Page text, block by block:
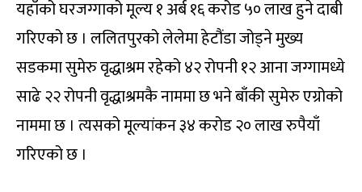
यहाँको घरजग्गाको मूल्य १ अर्ब १६ करोड ५० लाख हुने दाबी
गरिएको छ । ललितपुरको लेलेमा हेटौंडा जोड्ने मुख्य
सडकमा सुमेरु वृद्धाश्रम रहेको ४२ रोपनी १२ आना जग्गामध्ये
साढे २२ रोपनी वृद्धाश्रमकै नाममा छ भने बाँकी सुमेरु एग्रोको
नाममा छ । त्यसको मूल्यांकन ३४ करोड २० लाख रुपैयाँ
गरिएको छ ।